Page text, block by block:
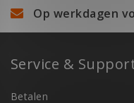
Op werkdagen
Service &
Betalen